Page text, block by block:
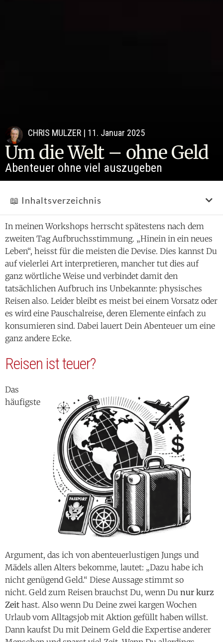
CHRIS MULZER | 11. Januar 2025
Um die Welt – ohne Geld
Abenteuer ohne viel auszugeben
In meinen Workshops herrscht spätestens nach dem
zweiten Tag Aufbruchsstimmung. „Hinein in ein neues
Leben“, heisst für die meisten die Devise. Dies kannst Du
auf vielerlei Art interpretieren, mancher tut dies auf
ganz wörtliche Weise und verbindet damit den
tatsächlichen Aufbruch ins Unbekannte: physisches
Reisen also. Leider bleibt es meist bei einem Vorsatz oder
es wird eine Pauschalreise, deren Elemente einfach zu
konsumieren sind. Dabei lauert Dein Abenteuer um eine
ganz andere Ecke.
Reisen ist teuer?
Das
häufigste
Argument, das ich von abenteuerlustigen Jungs und
Mädels allen Alters bekomme, lautet: „Dazu habe ich
nicht genügend Geld.“ Diese Aussage stimmt so
nicht. Geld zum Reisen brauchst Du, wenn Du nur kurz
Zeit hast. Also wenn Du Deine zwei kargen Wochen
Urlaub vom Alltagsjob mit Aktion gefüllt haben willst.
Dann kaufst Du mit Deinem Geld die Expertise anderer
📖 Inhaltsverzeichnis